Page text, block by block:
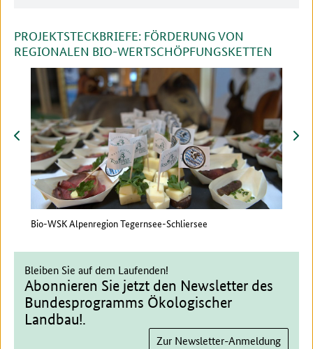
PROJEKTSTECKBRIEFE: FÖRDERUNG VON
REGIONALEN BIO-WERTSCHÖPFUNGSKETTEN
zurück
Bio-WSK Alpenregion Tegernsee-Schliersee
vor
Abonnieren Sie jetzt den Newsletter des
Bundesprogramms Ökologischer
Landbau!.
Bleiben Sie auf dem Laufenden!
Zur Newsletter-Anmeldung